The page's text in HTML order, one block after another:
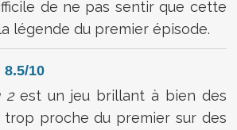
de ne pas sentir que cette
légende du premier épisode.
10
2est un jeu brillant à bien des
proche du premier sur des